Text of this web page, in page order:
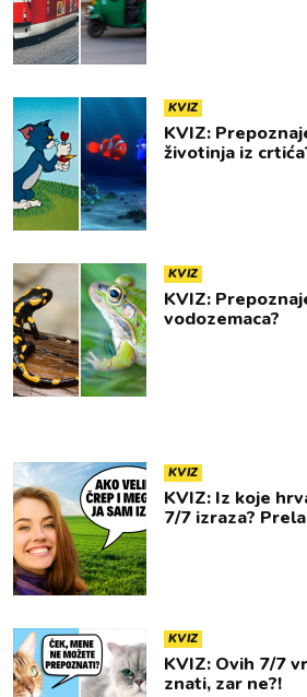
KVIZ
KVIZ:
životinja iz
KVIZ
KVIZ:
vodozemaca?
KVIZ
KVIZ: Iz koje
7/7 izraza?
KVIZ
KVIZ: Ovih 7/7
znati, zar ne?!